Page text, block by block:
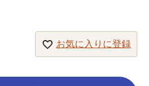
お気に入りに登録